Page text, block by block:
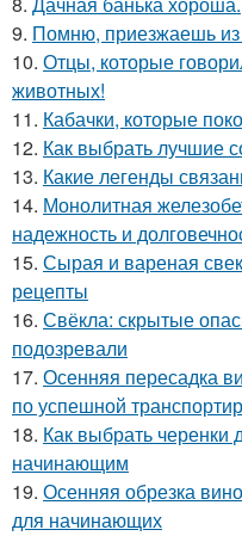
9. Помню, приезжаешь из
10. Отцы, которые
животных!
11. Кабачки, которые
12. Как выбрать лучшие
13. Какие легенды
14. Монолитная
надежность и
15. Сырая и вареная
рецепты
16. Свёкла: скрытые
подозревали
17. Осенняя пересадка
по успешной
18. Как выбрать черенки
начинающим
19. Осенняя обрезка
для начинающих